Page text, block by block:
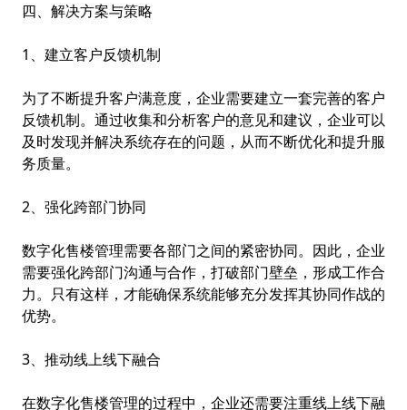
四、解决方案与策略
1、建立客户反馈机制
为了不断提升客户满意度，企业需要建立一套完善的客户
反馈机制。通过收集和分析客户的意见和建议，企业可以
及时发现并解决系统存在的问题，从而不断优化和提升服
务质量。
2、强化跨部门协同
数字化售楼管理需要各部门之间的紧密协同。因此，企业
需要强化跨部门沟通与合作，打破部门壁垒，形成工作合
力。只有这样，才能确保系统能够充分发挥其协同作战的
优势。
3、推动线上线下融合
在数字化售楼管理的过程中，企业还需要注重线上线下融